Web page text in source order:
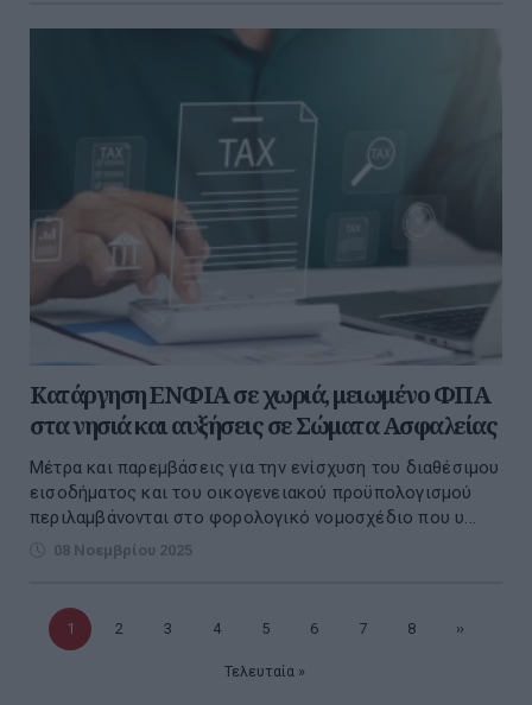
Κατάργηση ΕΝΦΙΑ σε χωριά, μειωμένο ΦΠΑ
στα νησιά και αυξήσεις σε Σώματα Ασφαλείας
Μέτρα και παρεμβάσεις για την ενίσχυση του διαθέσιμου
εισοδήματος και του οικογενειακού προϋπολογισμού
περιλαμβάνονται στο φορολογικό νομοσχέδιο που υ...
08 Νοεμβρίου 2025
Τρέχουσα
1 Σελίδα
2 Σελίδα
3 Σελίδα
4 Σελίδα
5 Σελίδα
6 Σελίδα
7 Σελίδα
8 Επόμενη
››
Τελευταία
Τελευταία »